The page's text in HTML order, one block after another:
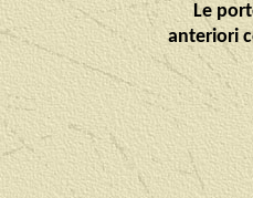
Le
anteriori